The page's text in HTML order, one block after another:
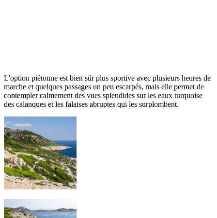
L'option piétonne est bien sûr plus sportive avec plusieurs heures de
marche et quelques passages un peu escarpés, mais elle permet de
contempler calmement des vues splendides sur les eaux turquoise
des calanques et les falaises abruptes qui les surplombent.